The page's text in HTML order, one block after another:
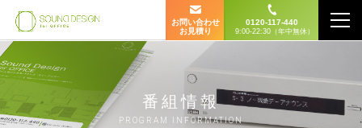
お問い合わせ
お見積り
0120-117-440
9:00-22:30（年中無休）
番組情報
PROGRAM INFORMATION